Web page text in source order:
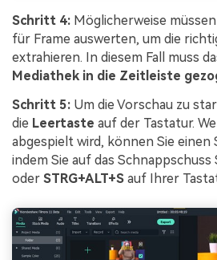
Schritt 4: Möglicherweise
für Frame auswerten, um die
extrahieren. In diesem Fall muss
Mediathek in die Zeitleiste
Schritt 5: Um die Vorschau zu
die Leertaste auf der Tastatur.
abgespielt wird, können Sie einen
indem Sie auf das
oder STRG+ALT+S auf Ihrer